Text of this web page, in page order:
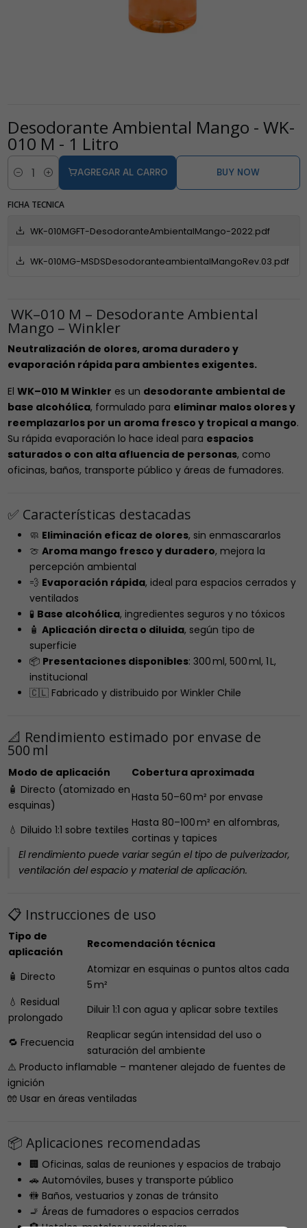
Desodorante Ambiental Mango - WK-
010 M - 1 Litro
Cantidad
AGREGAR AL CARRO BUY NOW
FICHA TECNICA
WK-010MGFT-DesodoranteAmbientalMango-2022.pdf
WK-010MG-MSDSDesodoranteambientalMangoRev.03.pdf
WK–010 M – Desodorante Ambiental
Mango – Winkler
Neutralización de olores, aroma duradero y
evaporación rápida para ambientes exigentes.
El WK–010 M Winkler es un desodorante ambiental de
base alcohólica, formulado para eliminar malos olores y
reemplazarlos por un aroma fresco y tropical a mango.
Su rápida evaporación lo hace ideal para espacios
saturados o con alta afluencia de personas, como
oficinas, baños, transporte público y áreas de fumadores.
✅ Características destacadas
🧼 Eliminación eficaz de olores, sin enmascararlos
🍈 Aroma mango fresco y duradero, mejora la
percepción ambiental
💨 Evaporación rápida, ideal para espacios cerrados y
ventilados
🧪 Base alcohólica, ingredientes seguros y no tóxicos
🧴 Aplicación directa o diluida, según tipo de
superficie
📦 Presentaciones disponibles: 300 ml, 500 ml, 1 L,
institucional
🇨🇱 Fabricado y distribuido por Winkler Chile
📐 Rendimiento estimado por envase de
500 ml
Modo de aplicación
Cobertura aproximada
🧴 Directo (atomizado en
esquinas)
Hasta 50–60 m² por envase
💧 Diluido 1:1 sobre textiles
Hasta 80–100 m² en alfombras,
cortinas y tapices
El rendimiento puede variar según el tipo de pulverizador,
ventilación del espacio y material de aplicación.
📋 Instrucciones de uso
Tipo de
aplicación
Recomendación técnica
🧴 Directo
Atomizar en esquinas o puntos altos cada
5 m²
💧 Residual
prolongado
Diluir 1:1 con agua y aplicar sobre textiles
🔁 Frecuencia
Reaplicar según intensidad del uso o
saturación del ambiente
⚠️ Producto inflamable – mantener alejado de fuentes de
ignición
🧤 Usar en áreas ventiladas
📦 Aplicaciones recomendadas
🏢 Oficinas, salas de reuniones y espacios de trabajo
🚗 Automóviles, buses y transporte público
🚻 Baños, vestuarios y zonas de tránsito
🚬 Áreas de fumadores o espacios cerrados